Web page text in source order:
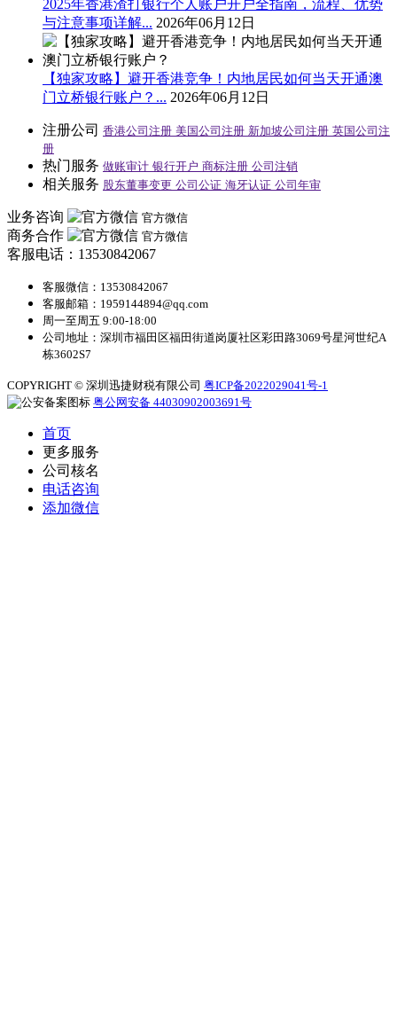
2025年香港渣打银行个人账户开户全指南，流程、优势
与注意事项详解... 2026年06月12日
【独家攻略】避开香港竞争！内地居民如何当天开通澳
门立桥银行账户？... 2026年06月12日
注册公司 香港公司注册 美国公司注册 新加坡公司注册 英国公司注
册
热门服务 做账审计 银行开户 商标注册 公司注销
相关服务 股东董事变更 公司公证 海牙认证 公司年审
业务咨询 官方微信
商务合作 官方微信
客服电话：13530842067
客服微信：13530842067
客服邮箱：1959144894@qq.com
周一至周五 9:00-18:00
公司地址：深圳市福田区福田街道岗厦社区彩田路3069号星河世纪A
栋3602S7
COPYRIGHT © 深圳迅捷财税有限公司 粤ICP备2022029041号-1
粤公网安备 44030902003691号
首页
更多服务
公司核名
电话咨询
添加微信